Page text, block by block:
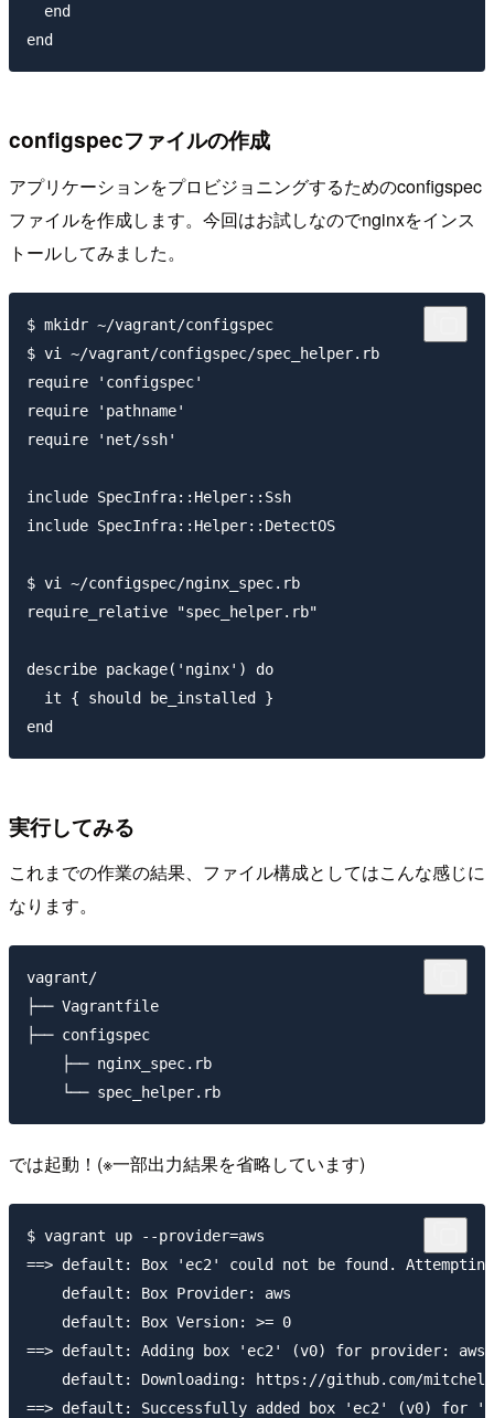
  end
configspecファイルの作成
アプリケーションをプロビジョニングするためのconfigspec
ファイルを作成します。今回はお試しなのでnginxをインス
トールしてみました。
$ mkidr ~/vagrant/configspec
$ vi ~/vagrant/configspec/spec_helper.rb
require 'configspec'
require 'pathname'
require 'net/ssh'
include SpecInfra::Helper::Ssh
include SpecInfra::Helper::DetectOS
$ vi ~/configspec/nginx_spec.rb
require_relative "spec_helper.rb"
describe package('nginx') do
  it { should be_installed }
実行してみる
これまでの作業の結果、ファイル構成としてはこんな感じに
なります。
vagrant/
├── Vagrantfile
├── configspec
    ├── nginx_spec.rb
では起動！(※一部出力結果を省略しています)
$ vagrant up --provider=aws
==> default: Box 'ec2' could not be found.
    default: Box Provider: aws
    default: Box Version: >= 0
==> default: Adding box 'ec2' (v0) for provider: aws
default: Downloading: https://github.com/
==> default: Successfully added box 'ec2' (v0) for